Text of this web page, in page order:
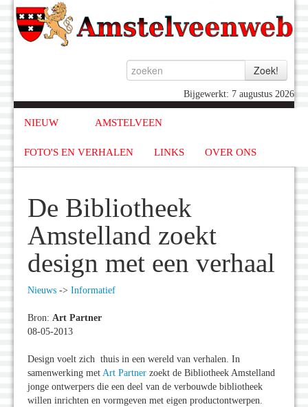
Bijgewerkt: 7 augustus 2026
NIEUW AMSTELVEEN
FOTO'S EN VERHALEN LINKS OVER ONS
De Bibliotheek
Amstelland zoekt
design met een verhaal
Nieuws -> Informatief
Bron: Art Partner
08-05-2013
Design voelt zich thuis in een wereld van verhalen. In
samenwerking met Art Partner zoekt de Bibliotheek Amstelland
jonge ontwerpers die een deel van de verbouwde bibliotheek
willen inrichten en vormgeven met eigen productontwerpen.